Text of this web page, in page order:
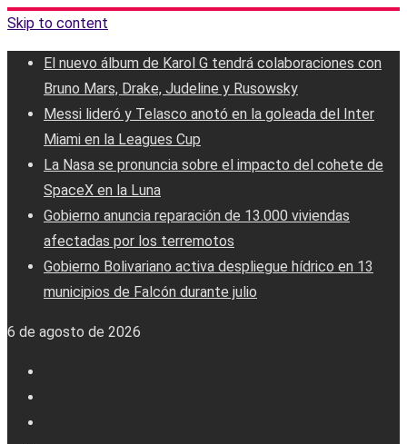
Skip to content
El nuevo álbum de Karol G tendrá colaboraciones con
Bruno Mars, Drake, Judeline y Rusowsky
Messi lideró y Telasco anotó en la goleada del Inter
Miami en la Leagues Cup
La Nasa se pronuncia sobre el impacto del cohete de
SpaceX en la Luna
Gobierno anuncia reparación de 13.000 viviendas
afectadas por los terremotos
Gobierno Bolivariano activa despliegue hídrico en 13
municipios de Falcón durante julio
6 de agosto de 2026